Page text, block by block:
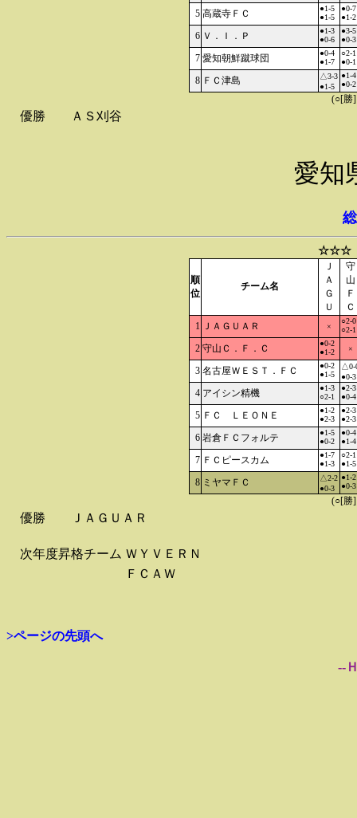
5 高蔵寺ＦＣ
●1-5
●1-5
●0-7
●1-2
6 Ｖ．Ｉ．Ｐ
●1-3
●0-6
●3-5
●0-3
7 愛知朝鮮蹴球団
●0-4
●1-7
○2-1
●0-1
8 ＦＣ津島
△3-3
●1-5
●1-4
●0-2
(○[勝
優勝 ＡＳ刈谷
愛知
☆☆☆
順
位
チーム名
Ｊ
Ａ
Ｇ
Ｕ
守
山
Ｆ
Ｃ
1 ＪＡＧＵＡＲ ×
○2-0
○2-1
2 守山Ｃ．Ｆ．Ｃ
●0-2
●1-2
×
3 名古屋ＷＥＳＴ．ＦＣ
●0-2
●1-5
△0-
●0-3
4 アイシン精機
●1-3
○2-1
●2-3
●0-4
5 ＦＣ ＬＥＯＮＥ
●1-2
●2-3
●2-3
●2-3
6 岩倉ＦＣフォルテ
●1-5
●0-2
●0-4
●1-4
7 ＦＣピースカム
●1-7
●1-3
○2-1
●1-5
8 ミヤマＦＣ
△2-2
●0-3
●1-2
●0-3
(○[勝
優勝 ＪＡＧＵＡＲ
次年度昇格チーム ＷＹＶＥＲＮ
ＦＣＡＷ
>ページの先頭へ
--